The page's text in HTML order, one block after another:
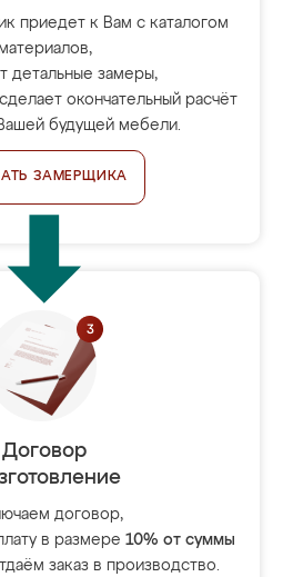
приедет к Вам с каталогом
материалов,
детальные замеры,
окончательный расчёт
будущей мебели.
ЗАМЕРЩИКА
Договор
договор,
в размере 10% от суммы
заказ в производство.